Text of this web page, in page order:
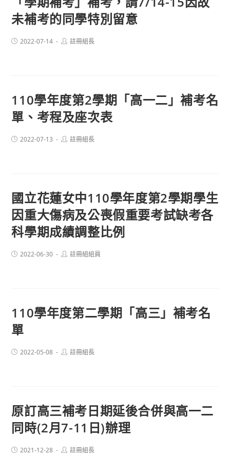
未補考的同學特別留意
Post2022-07-14
Post註冊組長
110學年度第2學期「高一二」補考名
單、考程及座次表
Post2022-07-13
Post註冊組長
國立花蓮女中110學年度第2學期學生
因重大傷病及公喪假重要考試缺考各
科學期成績調整比例
Post2022-06-30
Post註冊組組員
110學年度第二學期「高三」補考名
單
Post2022-05-08
Post註冊組長
原訂高三補考日期延後合併與高一二
同時(2月7-11日)辦理
Post2021-12-28
Post註冊組長